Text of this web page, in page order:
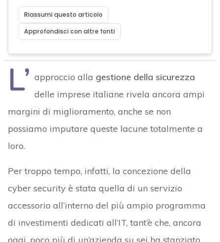
Riassumi questo articolo
Approfondisci con altre fonti
L’ approccio alla gestione della sicurezza
delle imprese italiane rivela ancora ampi
margini di miglioramento, anche se non
possiamo imputare queste lacune totalmente a
loro.
Per troppo tempo, infatti, la concezione della
cyber security è stata quella di un servizio
accessorio all’interno del più ampio programma
di investimenti dedicati all’IT, tant’è che, ancora